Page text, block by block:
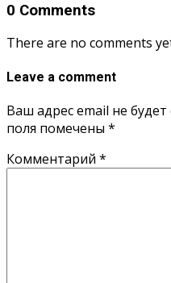
0 Comments
There are no comments
Leave a comment
Ваш адрес email не
поля помечены *
Комментарий *